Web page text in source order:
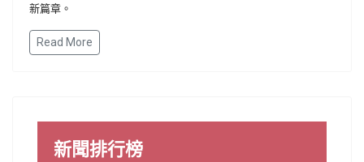
新篇章。
Read More
新聞排行榜